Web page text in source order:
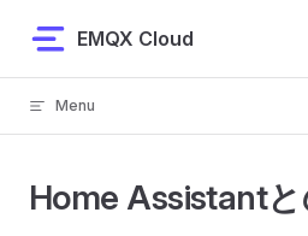
Skip to content
EMQX Cloud
Menu
Home Assistant